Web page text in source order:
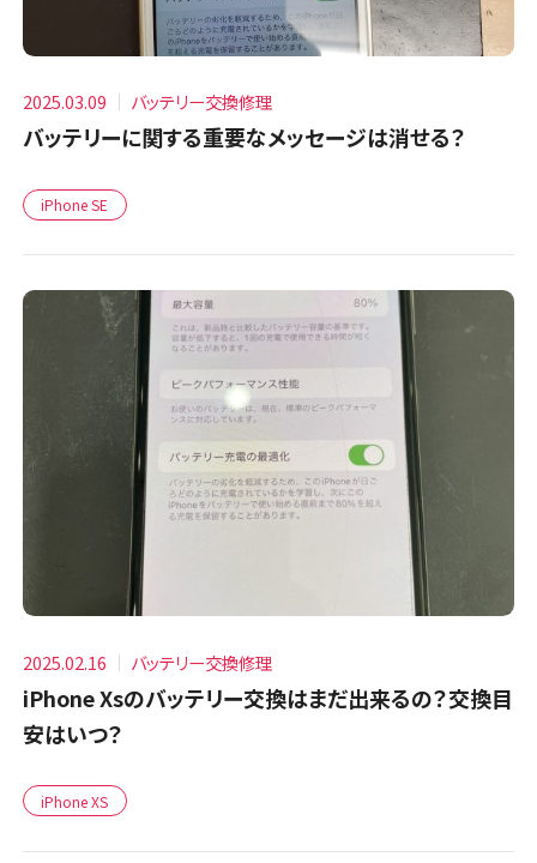
2025.03.09 バッテリー交換修理
バッテリーに関する重要なメッセージは消せる？
iPhone SE
2025.02.16 バッテリー交換修理
iPhone Xsのバッテリー交換はまだ出来るの？交換目
安はいつ？
iPhone XS